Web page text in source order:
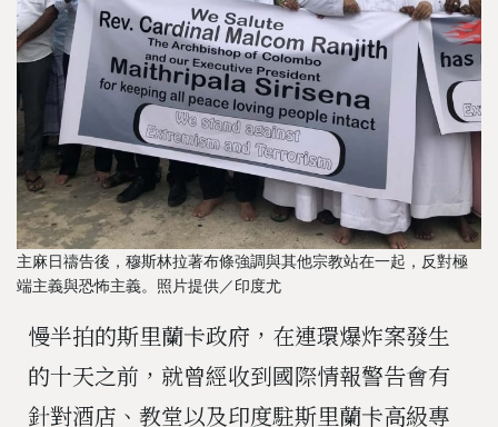
主麻日禱告後，穆斯林拉著布條強調與其他宗教站在一起，反對極
端主義與恐怖主義。照片提供／印度尤
慢半拍的斯里蘭卡政府，在連環爆炸案發生
的十天之前，就曾經收到國際情報警告會有
針對酒店、教堂以及印度駐斯里蘭卡高級專